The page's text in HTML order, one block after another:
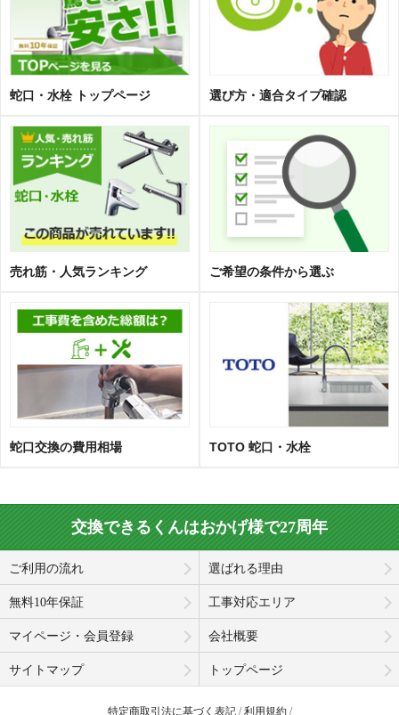
蛇口・水栓 トップページ 選び方・適合タイプ確認
売れ筋・人気ランキング ご希望の条件から選ぶ
蛇口交換の費用相場 TOTO 蛇口・水栓
交換できるくんはおかげ様で27周年
ご利用の流れ 選ばれる理由
無料10年保証 工事対応エリア
マイページ・会員登録 会社概要
サイトマップ トップページ
特定商取引法に基づく表記 利用規約